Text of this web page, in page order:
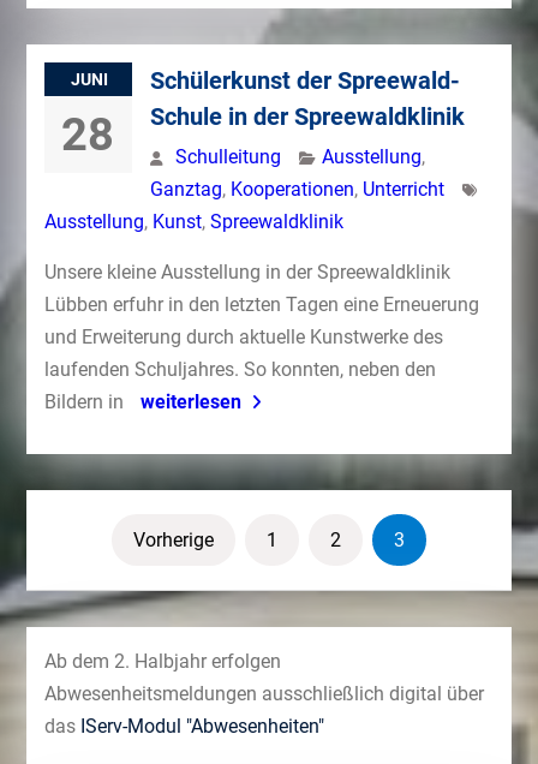
JUNI
28
Schülerkunst der Spreewald-
Schule in der Spreewaldklinik
Schulleitung Ausstellung,
Ganztag, Kooperationen, Unterricht
Ausstellung, Kunst, Spreewaldklinik
Unsere kleine Ausstellung in der Spreewaldklinik
Lübben erfuhr in den letzten Tagen eine Erneuerung
und Erweiterung durch aktuelle Kunstwerke des
laufenden Schuljahres. So konnten, neben den
Bildern in
weiterlesen
Seitennummerierung
Beiträge
Vorherige 1 2 3
Ab dem 2. Halbjahr erfolgen
Abwesenheitsmeldungen ausschließlich digital über
das IServ-Modul "Abwesenheiten"